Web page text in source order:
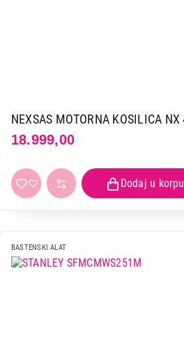
NEXSAS MOTORNA KOSILICA NX
18.999,00
BASTENSKI ALAT